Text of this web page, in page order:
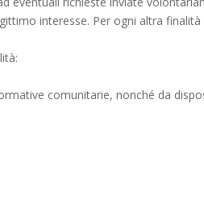
interesse. Per ogni altra
comunitarie, nonché da